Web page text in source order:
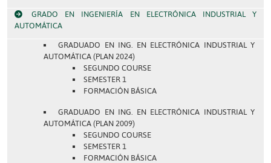
GRADO EN INGENIERÍA EN ELECTRÓNICA INDUSTRIAL Y
AUTOMÁTICA
GRADUADO EN ING. EN ELECTRÓNICA INDUSTRIAL Y
AUTOMÁTICA (PLAN 2024)
SEGUNDO COURSE
SEMESTER 1
FORMACIÓN BÁSICA
GRADUADO EN ING. EN ELECTRÓNICA INDUSTRIAL Y
AUTOMÁTICA (PLAN 2009)
SEGUNDO COURSE
SEMESTER 1
FORMACIÓN BÁSICA